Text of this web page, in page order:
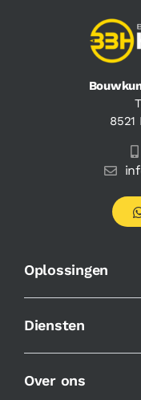
Oplossingen
Diensten
Over ons